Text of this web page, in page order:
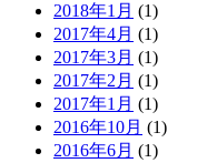
2018年1月 (1)
2017年4月 (1)
2017年3月 (1)
2017年2月 (1)
2017年1月 (1)
2016年10月 (1)
2016年6月 (1)